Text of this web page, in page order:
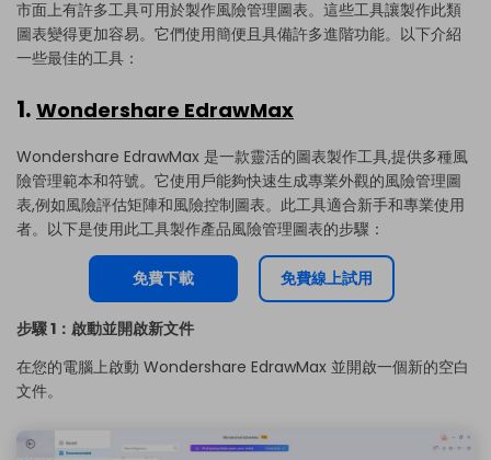
市面上有許多工具可用於製作風險管理圖表。這些工具讓製作此類
圖表變得更加容易。它們使用簡便且具備許多進階功能。以下介紹
一些最佳的工具：
1. Wondershare EdrawMax
Wondershare EdrawMax 是一款靈活的圖表製作工具,提供多種風
險管理範本和符號。它使用戶能夠快速生成專業外觀的風險管理圖
表,例如風險評估矩陣和風險控制圖表。此工具適合新手和專業使用
者。以下是使用此工具製作產品風險管理圖表的步驟：
免費下載 免費線上試用
步驟 1：啟動並開啟新文件
在您的電腦上啟動 Wondershare EdrawMax 並開啟一個新的空白
文件。